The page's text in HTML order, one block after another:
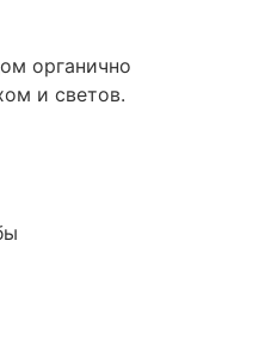
органично
и светов.